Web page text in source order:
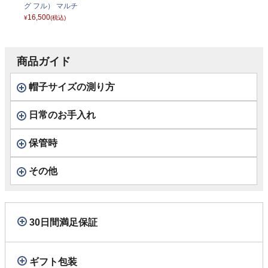
グ フル） マルチ
¥16,500(税込)
商品ガイド
帽子サイズの測り方
日常のお手入れ
保管時
その他
30日間満足保証
ギフト包装